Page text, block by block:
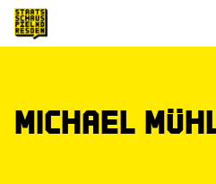
Michael